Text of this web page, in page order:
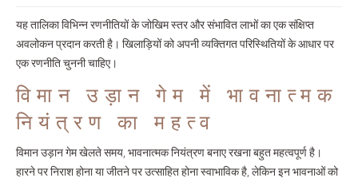
यह तालिका विभिन्न रणनीतियों के जोखिम स्तर और संभावित लाभों का एक संक्षिप्त
अवलोकन प्रदान करती है। खिलाड़ियों को अपनी व्यक्तिगत परिस्थितियों के आधार पर
एक रणनीति चुननी चाहिए।
विमान उड़ान गेम में भावनात्मक
नियंत्रण का महत्व
विमान उड़ान गेम खेलते समय, भावनात्मक नियंत्रण बनाए रखना बहुत महत्वपूर्ण है।
हारने पर निराश होना या जीतने पर उत्साहित होना स्वाभाविक है, लेकिन इन भावनाओं को